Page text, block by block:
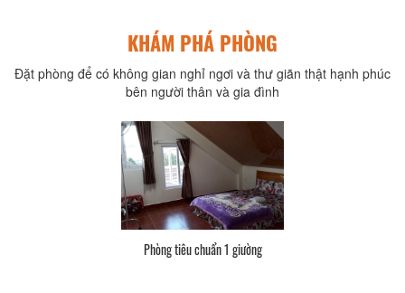
KHÁM PHÁ PHÒNG
Đặt phòng để có không gian nghỉ ngơi và thư giãn thật hạnh phúc
bên người thân và gia đình
Phòng tiêu chuẩn 1 giường